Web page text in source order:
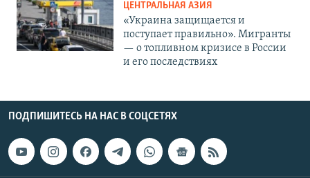
ЦЕНТРАЛЬНАЯ АЗИЯ
«Украина защищается и
поступает правильно». Мигранты
— о топливном кризисе в России
и его последствиях
ПОДПИШИТЕСЬ НА НАС В СОЦСЕТЯХ